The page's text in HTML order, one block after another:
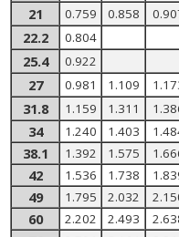
21 0.759 0.858
22.2 0.804
25.4 0.922
27 0.981 1.109
31.8 1.159 1.311
34 1.240 1.403
38.1 1.392 1.575
42 1.536 1.738
49 1.795 2.032
60 2.202 2.493